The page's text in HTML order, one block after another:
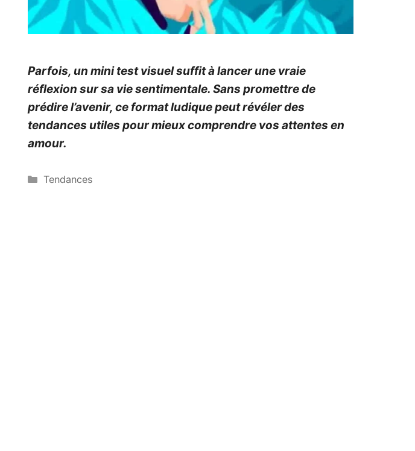
Parfois, un mini test visuel suffit à lancer une vraie
réflexion sur sa vie sentimentale. Sans promettre de
prédire l’avenir, ce format ludique peut révéler des
tendances utiles pour mieux comprendre vos attentes en
amour.
Catégories
Tendances